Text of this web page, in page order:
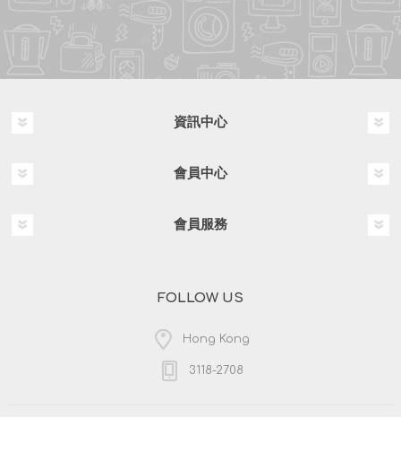
資訊中心
會員中心
會員服務
FOLLOW US
Hong Kong
3118-2708